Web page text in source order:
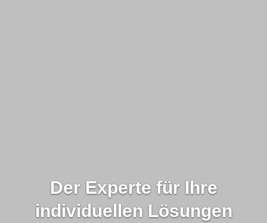
Der Experte für Ihre
individuellen Lösungen